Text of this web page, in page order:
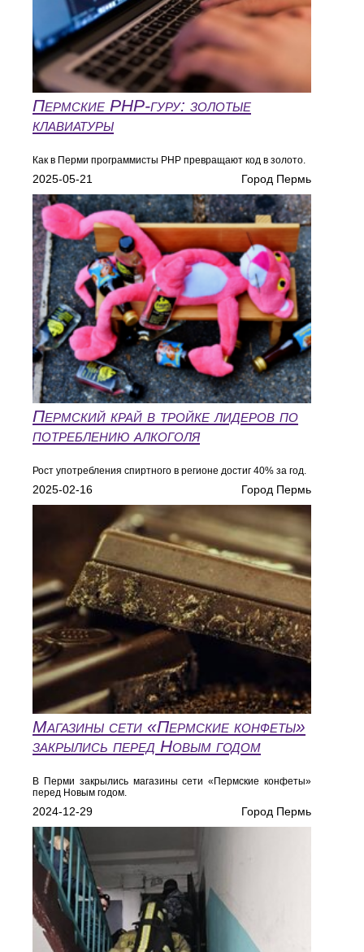
Пермские PHP-гуру: золотые
клавиатуры
Как в Перми программисты PHP превращают код в золото.
2025-05-21 Город Пермь
Пермский край в тройке лидеров по
потреблению алкоголя
Рост употребления спиртного в регионе достиг 40% за год.
2025-02-16 Город Пермь
Магазины сети «Пермские конфеты»
закрылись перед Новым годом
В Перми закрылись магазины сети «Пермские конфеты»
перед Новым годом.
2024-12-29 Город Пермь